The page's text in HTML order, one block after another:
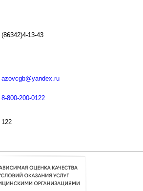
(86342)4-13-43
azovcgb@yandex.ru
8-800-200-0122
122